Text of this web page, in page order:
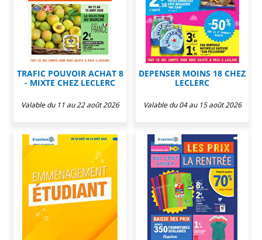
TRAFIC POUVOIR ACHAT 8
- MIXTE CHEZ LECLERC
Valable du 11 au 22 août 2026
DEPENSER MOINS 18 CHEZ
LECLERC
Valable du 04 au 15 août 2026